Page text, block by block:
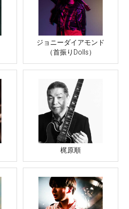
ジョニーダイアモンド
（首振りDolls）
梶原順